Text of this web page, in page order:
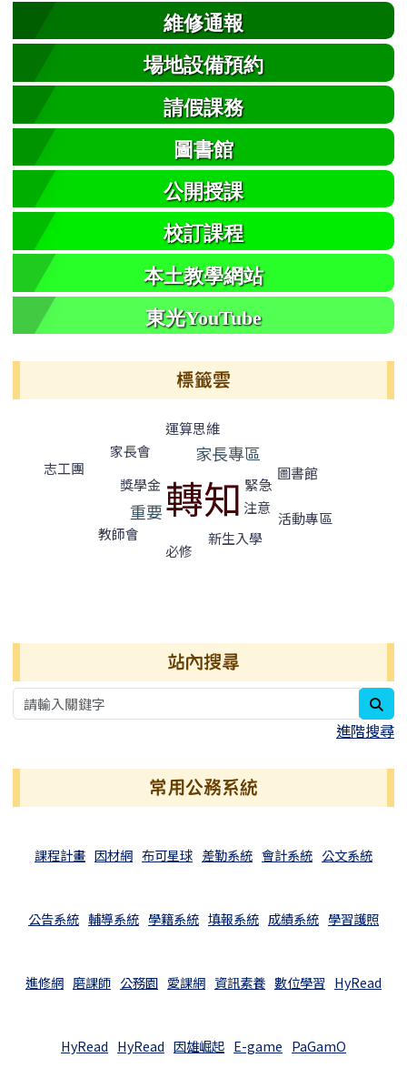
維修通報
場地設備預約
請假課務
圖書館
公開授課
校訂課程
本土教學網站
東光YouTube
標籤雲
運算思維
志工團
家長會 家長專區
獎學金 轉知 緊急
圖書館
重要
注意
教師會
活動專區
必修
新生入學
站內搜尋
進階搜尋
常用公務系統
課程計畫 因材網 布可星球 差勤系統 會計系統 公文系統
公告系統 輔導系統 學籍系統 填報系統 成績系統 學習護照
進修網 磨課師 公務園 愛課網 資訊素養 數位學習 HyRead
HyRead HyRead 因雄崛起 E-game PaGamO